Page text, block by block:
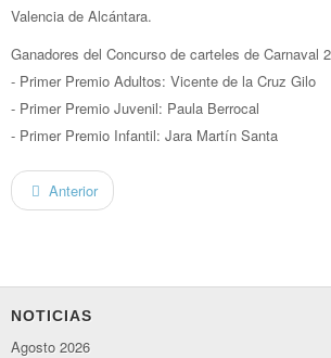
Valencia de Alcántara.
Ganadores del Concurso de carteles de Carnaval
- Primer Premio Adultos: Vicente de la Cruz Gilo
- Primer Premio Juvenil: Paula Berrocal
- Primer Premio Infantil: Jara Martín Santa
Anterior
NOTICIAS
Agosto 2026